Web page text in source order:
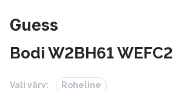
Guess
Bodi W2BH61 WEFC2
Vali värv: Roheline